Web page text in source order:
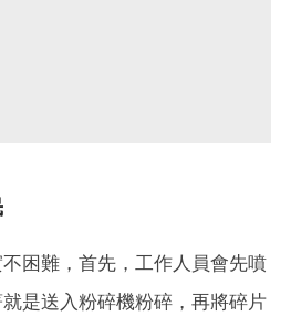
困難，首先，工作人員會先噴
是送入粉碎機粉碎，再將碎片